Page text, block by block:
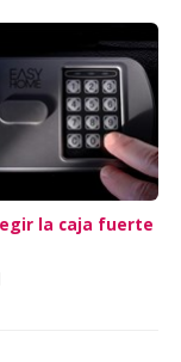
la caja fuerte